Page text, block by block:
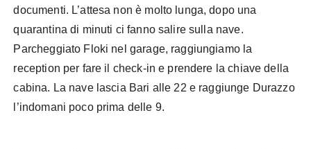
documenti. L’attesa non è molto lunga, dopo una
quarantina di minuti ci fanno salire sulla nave.
Parcheggiato Floki nel garage, raggiungiamo la
reception per fare il check-in e prendere la chiave della
cabina. La nave lascia Bari alle 22 e raggiunge Durazzo
l’indomani poco prima delle 9.